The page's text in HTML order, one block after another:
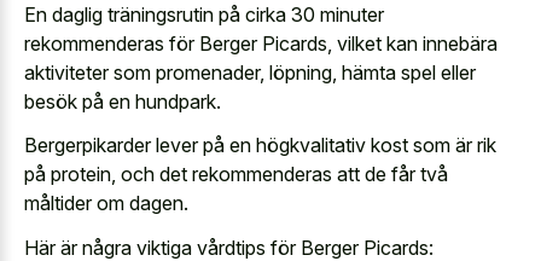
En daglig träningsrutin på cirka 30 minuter
rekommenderas för Berger Picards, vilket kan innebära
aktiviteter som promenader, löpning, hämta spel eller
besök på en hundpark.
Bergerpikarder lever på en högkvalitativ kost som är rik
på protein, och det rekommenderas att de får två
måltider om dagen.
Här är några viktiga vårdtips för Berger Picards: